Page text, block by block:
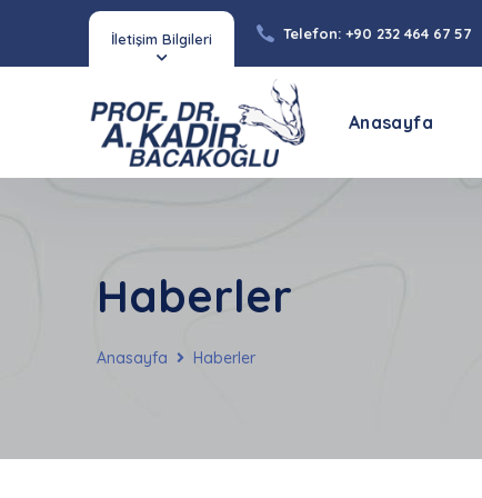
İletişim Bilgileri Telefon: +90 232 464 67 57
Anasayfa
Haberler
Anasayfa Haberler